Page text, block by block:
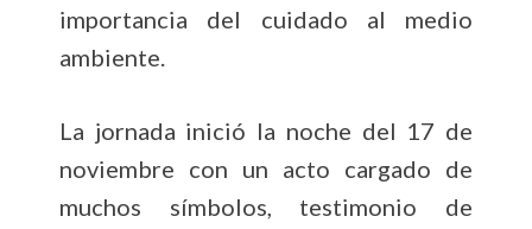
importancia del cuidado al medio
ambiente.
La jornada inició la noche del 17 de
noviembre con un acto cargado de
muchos símbolos, testimonio de